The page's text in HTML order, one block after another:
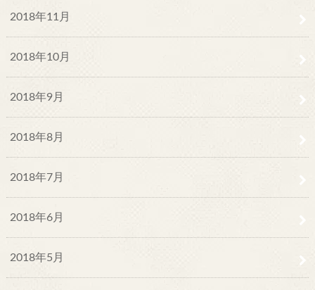
2018年11月
2018年10月
2018年9月
2018年8月
2018年7月
2018年6月
2018年5月